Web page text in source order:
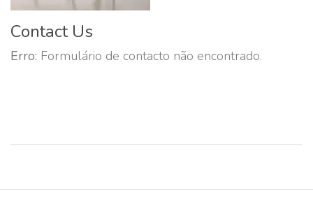
Contact Us
Erro: Formulário de contacto não encontrado.